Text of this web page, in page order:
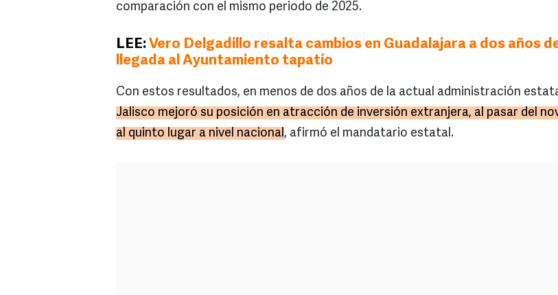
comparación con el mismo periodo de 2025.
LEE:Vero Delgadillo resalta cambios en Guadalajara a dos años
llegada al Ayuntamiento tapatío
Con estos resultados, en menos de dos años de la actual administración
Jalisco mejoró su posición en atracción de inversión extranjera, al pasar del
al quinto lugar a nivel nacional, afirmó el mandatario estatal.